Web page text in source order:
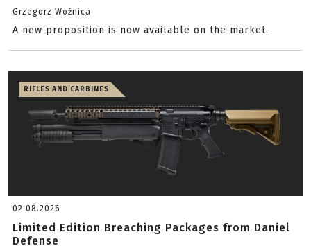
Grzegorz Woźnica
A new proposition is now available on the market.
RIFLES AND CARBINES
02.08.2026
Limited Edition Breaching Packages from Daniel
Defense